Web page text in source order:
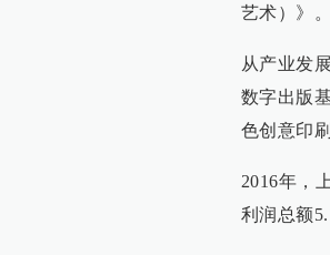
艺术）》。
从产业发
数字出版
色创意印
2016年，
利润总额